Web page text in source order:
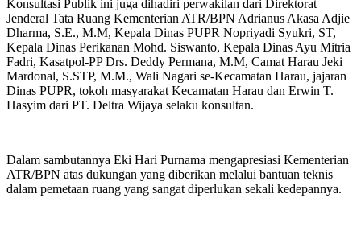
Konsultasi Publik ini juga dihadiri perwakilan dari Direktorat
Jenderal Tata Ruang Kementerian ATR/BPN Adrianus Akasa Adjie
Dharma, S.E., M.M, Kepala Dinas PUPR Nopriyadi Syukri, ST,
Kepala Dinas Perikanan Mohd. Siswanto, Kepala Dinas Ayu Mitria
Fadri, Kasatpol-PP Drs. Deddy Permana, M.M, Camat Harau Jeki
Mardonal, S.STP, M.M., Wali Nagari se-Kecamatan Harau, jajaran
Dinas PUPR, tokoh masyarakat Kecamatan Harau dan Erwin T.
Hasyim dari PT. Deltra Wijaya selaku konsultan.
Dalam sambutannya Eki Hari Purnama mengapresiasi Kementerian
ATR/BPN atas dukungan yang diberikan melalui bantuan teknis
dalam pemetaan ruang yang sangat diperlukan sekali kedepannya.